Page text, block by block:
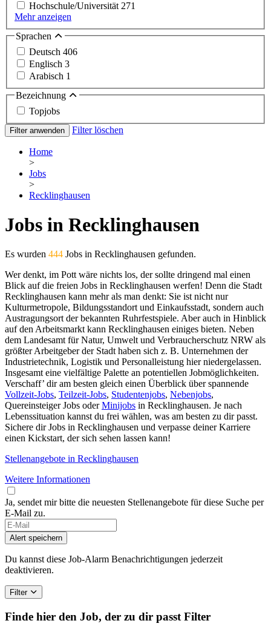
Hochschule/Universität271
Mehr anzeigen
Sprachen
Deutsch 406
Englisch 3
Arabisch 1
Bezeichnung
Topjobs
Filter anwenden Filter löschen
Home
>
Jobs
>
Recklinghausen
Jobs in Recklinghausen
Es wurden 444 Jobs in Recklinghausen gefunden.
Wer denkt, im Pott wäre nichts los, der sollte dringend mal einen
Blick auf die freien Jobs in Recklinghausen werfen! Denn die Stadt
Recklinghausen kann mehr als man denkt: Sie ist nicht nur
Kulturmetropole, Bildungsstandort und Einkaufsstadt, sondern auch
Austragungsort der bekannten Ruhrfestspiele. Aber auch in Hinblick
auf den Arbeitsmarkt kann Recklinghausen einiges bieten. Neben
dem ​​Landesamt für Natur, Umwelt und Verbraucherschutz NRW als
größter Arbeitgeber der Stadt haben sich z. B. Unternehmen der
Industrietechnik, Logistik und Personalleistung hier niedergelassen.
Insgesamt eine vielfältige Palette an potentiellen Jobmöglichkeiten.
Verschaff’ dir am besten gleich einen Überblick über spannende
Vollzeit-Jobs, Teilzeit-Jobs, Studentenjobs, Nebenjobs,
Quereinsteiger Jobs oderMinijobs in Recklinghausen. Je nach
Lebenssituation kannst du frei wählen, was am besten zu dir passt.
Sichere dir Jobs in Recklinghausen und verpasse deiner Karriere
einen Kickstart, der sich sehen lassen kann!
Stellenangebote in Recklinghausen
Weitere Informationen
Ja, sendet mir bitte die neuesten Stellenangebote für diese Suche per
E-Mail zu.
Alert speichern
Du kannst diese Job-Alarm Benachrichtigungen jederzeit
deaktivieren.
Filter
Finde hier den Job, der zu dir passt Filter